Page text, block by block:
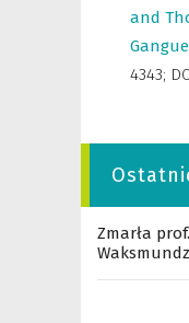
and
Gangue
4343;
Zmarła